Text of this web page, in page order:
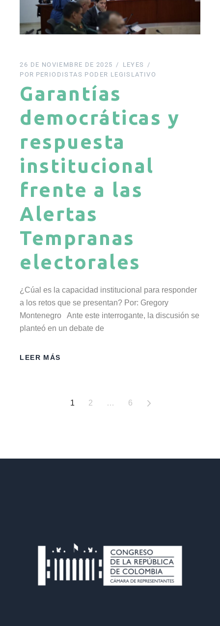
26 DE NOVIEMBRE DE 2025
LEYES
POR PERIODISTAS PODER LEGISLATIVO
Garantías
democráticas y
respuesta
institucional
frente a las
Alertas
Tempranas
electorales
¿Cúal es la capacidad institucional para responder
a los retos que se presentan? Por: Gregory
Montenegro Ante este interrogante, la discusión se
planteó en un debate de
LEER MÁS
1 2 … 6